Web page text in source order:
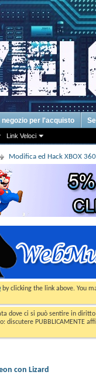
Link Veloci
negozio per l'acquisto
Modifica ed Hack XBOX
by clicking the link above. You
dove ci si può sentire in
discutere PUBBLICAMENTE
con Lizard